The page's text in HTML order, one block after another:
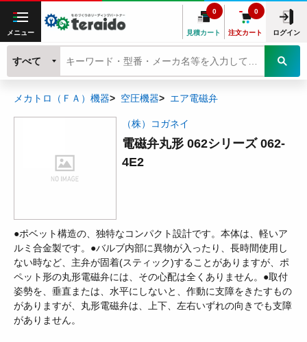
メニュー 見積カート
0
注文カート
0
ログイン
すべて
メカトロ（ＦＡ）機器 空圧機器 エア電磁弁
（株）コガネイ
電磁弁丸形 062シリーズ 062-
4E2
●ポベット構造の、独特なコンパクト設計です。本体は、軽いア
ルミ合金製です。●バルブ内部に異物が入ったり、長時間使用し
ない時など、主弁が固着(スティック)することがありますが、ポ
ペット形の丸形電磁弁には、その心配は全くありません。●取付
姿勢を、垂直または、水平にしないと、作動に支障をきたすもの
がありますが、丸形電磁弁は、上下、左右いずれの向きでも支障
がありません。